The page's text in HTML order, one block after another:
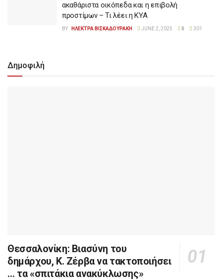
ακαθάριστα οικόπεδα και η επιβολή
προστίμων – Τι λέει η ΚΥΑ
BY ΗΛΕΚΤΡΑ ΒΙΣΚΑΔΟΥΡΑΚΗ JUNE 2, 2025 0 301
Δημοφιλή
Θεσσαλονίκη: Βιασύνη του
δημάρχου, Κ. Ζέρβα να τακτοποιήσει
… τα «σπιτάκια ανακύκλωσης»